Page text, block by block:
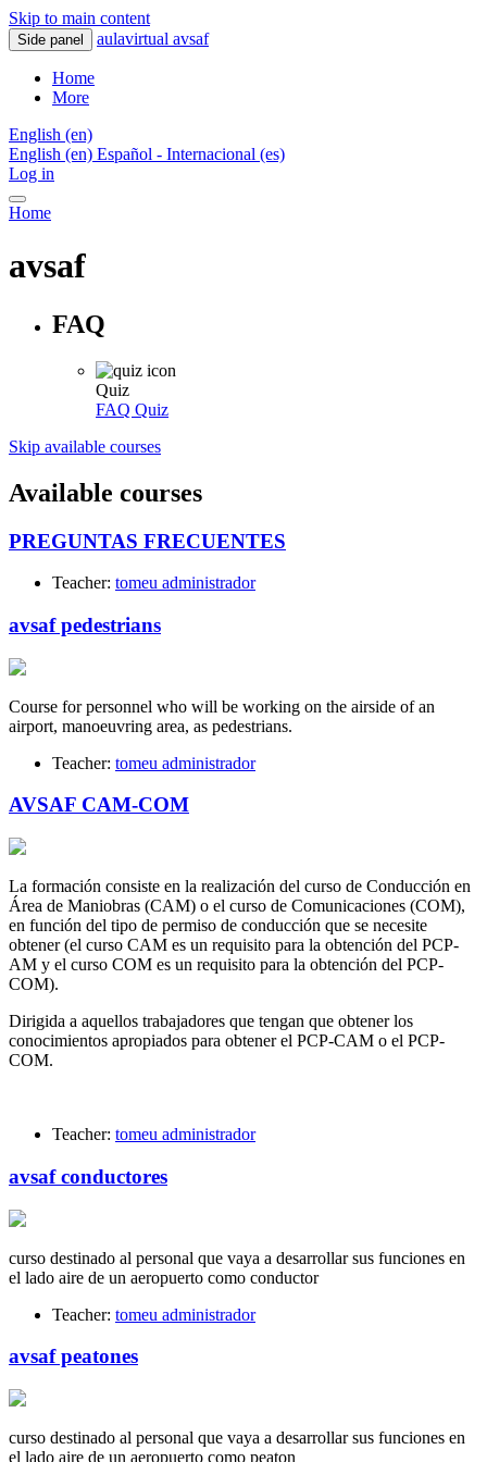
Skip to main content
Side panel aulavirtual avsaf
Home
More
English ‎(en)‎
English ‎(en)‎ Español - Internacional ‎(es)‎
Log in
Home
avsaf
FAQ
Quiz
FAQ Quiz
Skip available courses
Available courses
PREGUNTAS FRECUENTES
Teacher: tomeu administrador
avsaf pedestrians
Course for personnel who will be working on the airside of an
airport, manoeuvring area, as pedestrians.
Teacher: tomeu administrador
AVSAF CAM-COM
La formación consiste en la realización del curso de Conducción en
Área de Maniobras (CAM) o el curso de Comunicaciones (COM),
en función del tipo de permiso de conducción que se necesite
obtener (el curso CAM es un requisito para la obtención del PCP-
AM y el curso COM es un requisito para la obtención del PCP-
COM).
Dirigida a aquellos trabajadores que tengan que obtener los
conocimientos apropiados para obtener el PCP-CAM o el PCP-
COM.
Teacher: tomeu administrador
avsaf conductores
curso destinado al personal que vaya a desarrollar sus funciones en
el lado aire de un aeropuerto como conductor
Teacher: tomeu administrador
avsaf peatones
curso destinado al personal que vaya a desarrollar sus funciones en
el lado aire de un aeropuerto como peaton